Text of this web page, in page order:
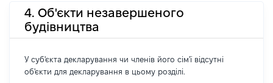
4. Об'єкти незавершеного
будівництва
У суб'єкта декларування чи членів його сім'ї відсутні
об'єкти для декларування в цьому розділі.